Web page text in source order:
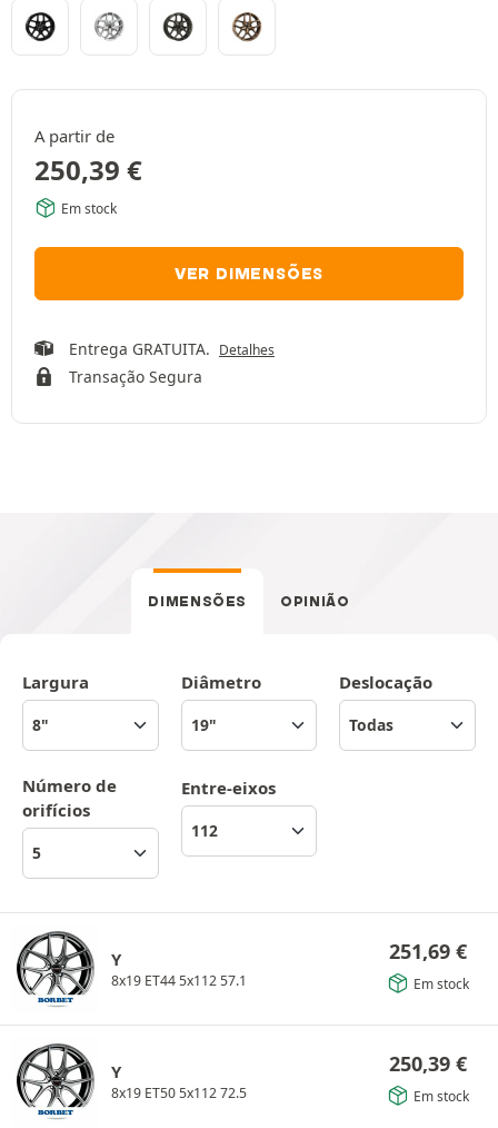
A partir de
250,39 €
Em stock
VER DIMENSÕES
Entrega GRATUITA. Detalhes
Transação Segura
DIMENSÕES OPINIÃO
Largura Diâmetro Deslocação
Número de
orifícios
Entre-eixos
Y
8x19 ET44 5x112 57.1
251,69 €
Em stock
Y
8x19 ET50 5x112 72.5
250,39 €
Em stock